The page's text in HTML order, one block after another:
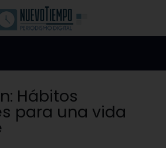
Hábitos
para una vida